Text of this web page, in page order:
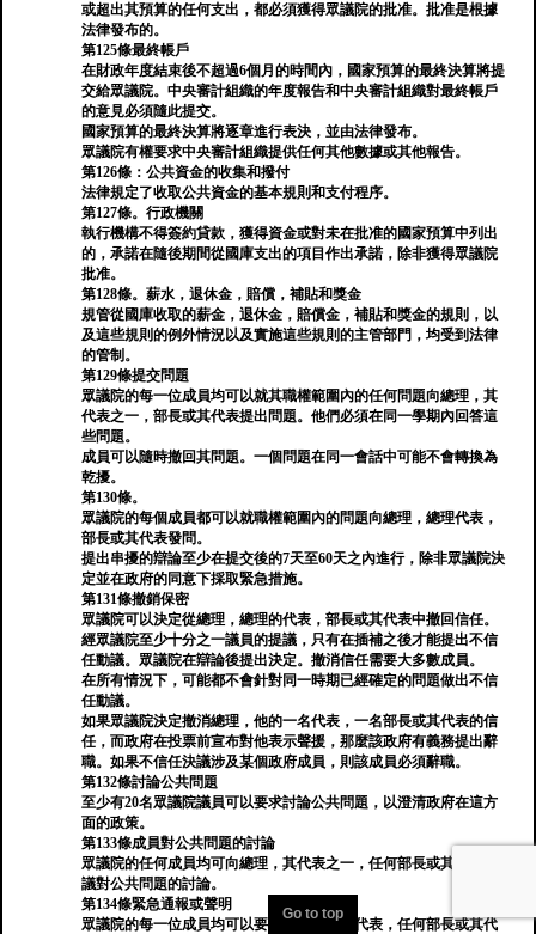
或超出其預算的任何支出，都必須獲得眾議院的批准。批准是根據
法律發布的。
第125條最終帳戶
在財政年度結束後不超過6個月的時間內，國家預算的最終決算將提
交給眾議院。中央審計組織的年度報告和中央審計組織對最終帳戶
的意見必須隨此提交。
國家預算的最終決算將逐章進行表決，並由法律發布。
眾議院有權要求中央審計組織提供任何其他數據或其他報告。
第126條：公共資金的收集和撥付
法律規定了收取公共資金的基本規則和支付程序。
第127條。行政機關
執行機構不得簽約貸款，獲得資金或對未在批准的國家預算中列出
的，承諾在隨後期間從國庫支出的項目作出承諾，除非獲得眾議院
批准。
第128條。薪水，退休金，賠償，補貼和獎金
規管從國庫收取的薪金，退休金，賠償金，補貼和獎金的規則，以
及這些規則的例外情況以及實施這些規則的主管部門，均受到法律
的管制。
第129條提交問題
眾議院的每一位成員均可以就其職權範圍內的任何問題向總理，其
代表之一，部長或其代表提出問題。他們必須在同一學期內回答這
些問題。
成員可以隨時撤回其問題。一個問題在同一會話中可能不會轉換為
乾擾。
第130條。
眾議院的每個成員都可以就職權範圍內的問題向總理，總理代表，
部長或其代表發問。
提出串擾的辯論至少在提交後的7天至60天之內進行，除非眾議院決
定並在政府的同意下採取緊急措施。
第131條撤銷保密
眾議院可以決定從總理，總理的代表，部長或其代表中撤回信任。
經眾議院至少十分之一議員的提議，只有在插補之後才能提出不信
任動議。眾議院在辯論後提出決定。撤消信任需要大多數成員。
在所有情況下，可能都不會針對同一時期已經確定的問題做出不信
任動議。
如果眾議院決定撤消總理，他的一名代表，一名部長或其代表的信
任，而政府在投票前宣布對他表示聲援，那麼該政府有義務提出辭
職。如果不信任決議涉及某個政府成員，則該成員必須辭職。
第132條討論公共問題
至少有20名眾議院議員可以要求討論公共問題，以澄清政府在這方
面的政策。
第133條成員對公共問題的討論
眾議院的任何成員均可向總理，其代表之一，任何部長或其代表提
議對公共問題的討論。
第134條緊急通報或聲明
眾議院的每一位成員均可以要求總理，總理代表，任何部長或其代
Go to top